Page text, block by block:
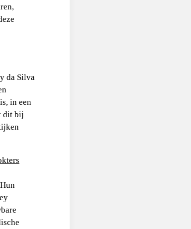
da Silva
in een
dit bij